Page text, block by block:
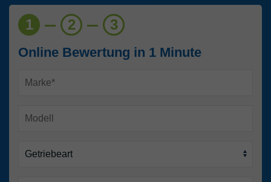
1 2 3
Online Bewertung in 1 Minute